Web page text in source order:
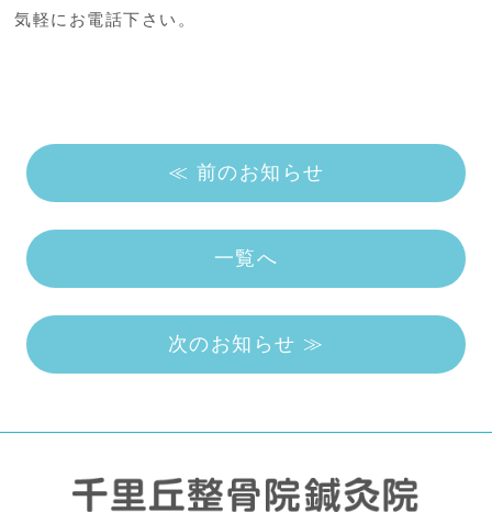
気軽にお電話下さい。
≪ 前のお知らせ
一覧へ
次のお知らせ ≫